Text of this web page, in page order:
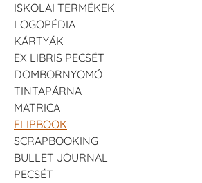
ISKOLAI TERMÉKEK
LOGOPÉDIA
KÁRTYÁK
EX LIBRIS PECSÉT
DOMBORNYOMÓ
TINTAPÁRNA
MATRICA
FLIPBOOK
SCRAPBOOKING
BULLET JOURNAL
PECSÉT